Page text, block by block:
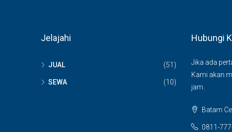
Jelajahi
JUAL (51)
SEWA (10)
Hubungi
Jika ada
Kami akan
jam.
Batam
0811-